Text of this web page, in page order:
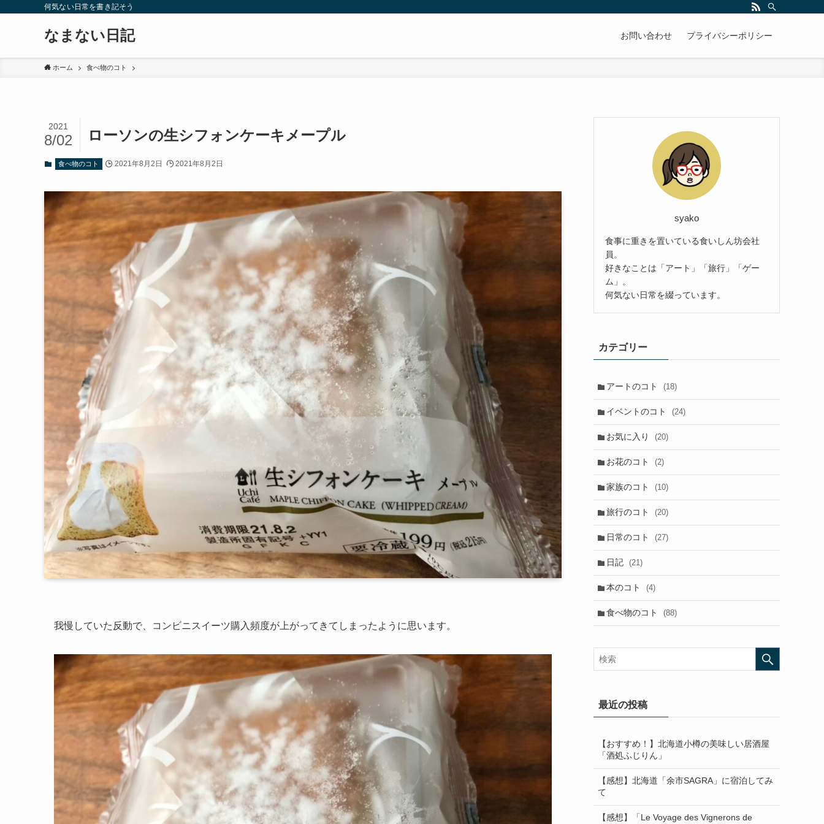
何気ない日常を書き記そう
なまない日記 お問い合わせ プライバシーポリシー
ホーム 食べ物のコト
ローソンの生シフォンケーキメープル
2021
8/02
食べ物のコト 2021年8月2日 2021年8月2日
我慢していた反動で、コンビニスイーツ購入頻度が上がってきてしまったように思います。
syako
食事に重きを置いている食いしん坊会社
員。
好きなことは「アート」「旅行」「ゲー
ム」。
何気ない日常を綴っています。
カテゴリー
アートのコト (18)
イベントのコト (24)
お気に入り (20)
お花のコト (2)
家族のコト (10)
旅行のコト (20)
日常のコト (27)
日記 (21)
本のコト (4)
食べ物のコト (88)
最近の投稿
【おすすめ！】北海道小樽の美味しい居酒屋
「酒処ふじりん」
【感想】北海道「余市SAGRA」に宿泊してみ
て
【感想】「Le Voyage des Vignerons de